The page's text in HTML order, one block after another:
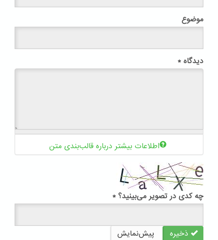
موضوع
دیدگاه *
اطلاعات بیشتر درباره قالب‌بندی متن
چه کدی در تصویر می‌بینید؟ *
ذخیره پیش‌نمایش